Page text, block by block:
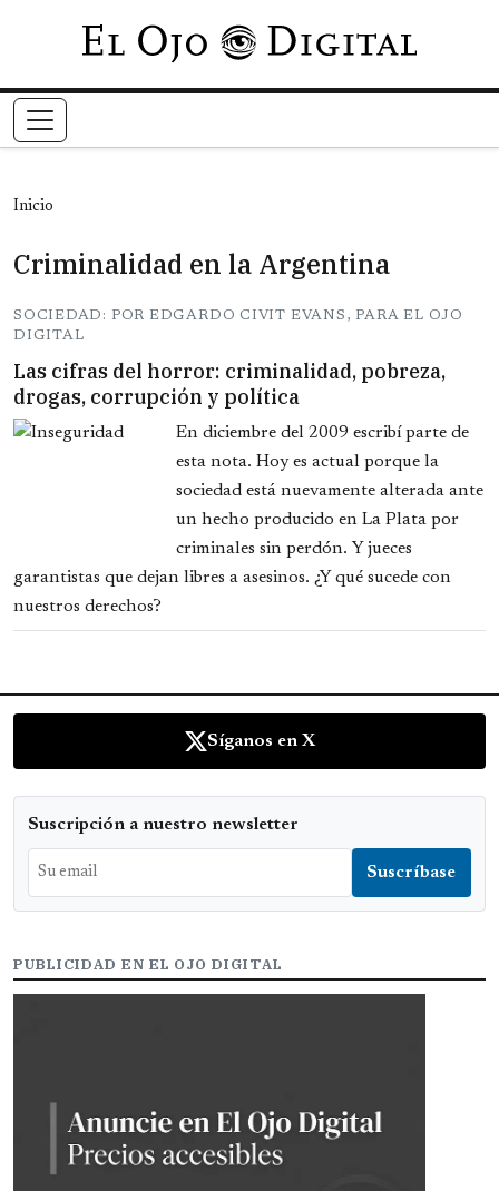
Pasar al contenido principal
Inicio
Criminalidad en la Argentina
SOCIEDAD: POR EDGARDO CIVIT EVANS, PARA EL OJO
DIGITAL
Las cifras del horror: criminalidad, pobreza,
drogas, corrupción y política
En diciembre del 2009 escribí parte de
esta nota. Hoy es actual porque la
sociedad está nuevamente alterada ante
un hecho producido en La Plata por
criminales sin perdón. Y jueces
garantistas que dejan libres a asesinos. ¿Y qué sucede con
nuestros derechos?
Síganos en X
Suscripción a nuestro newsletter
PUBLICIDAD EN EL OJO DIGITAL